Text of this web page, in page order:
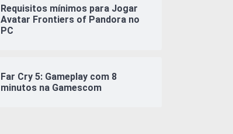
Requisitos mínimos para Jogar
Avatar Frontiers of Pandora no
PC
Far Cry 5: Gameplay com 8
minutos na Gamescom